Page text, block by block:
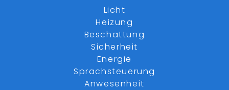
Licht
Heizung
Beschattung
Sicherheit
Energie
Sprachsteuerung
Anwesenheit